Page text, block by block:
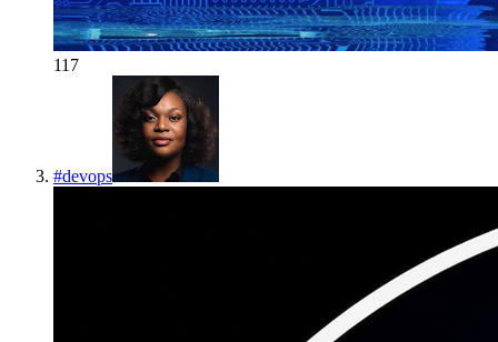
117
#devops